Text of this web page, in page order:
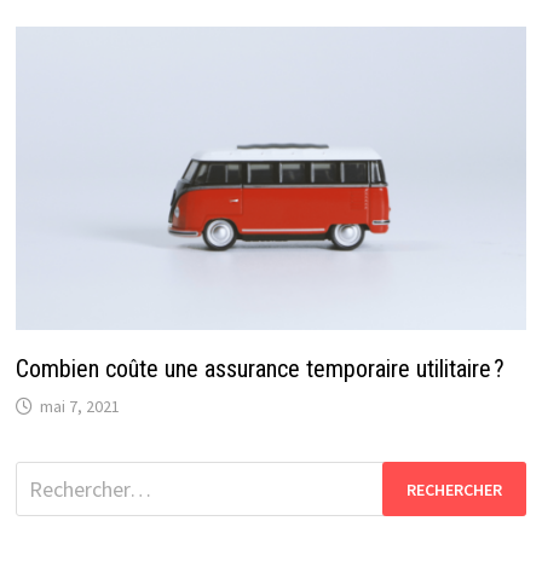
Combien coûte une assurance temporaire utilitaire ?
mai 7, 2021
Rechercher :